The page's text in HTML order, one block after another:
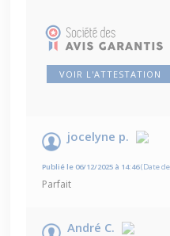
VOIR L'ATTESTATION
jocelyne p.
Publié le 06/12/2025 à 14:46(Date
Parfait
André C.